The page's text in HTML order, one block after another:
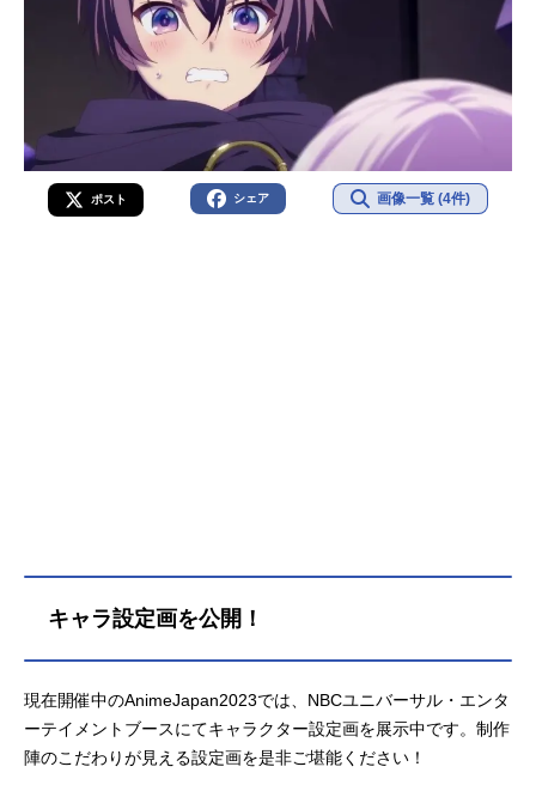
ポスト シェア 画像一覧 (4件)
キャラ設定画を公開！
現在開催中のAnimeJapan2023では、NBCユニバーサル・エンタ
ーテイメントブースにてキャラクター設定画を展示中です。制作
陣のこだわりが見える設定画を是非ご堪能ください！